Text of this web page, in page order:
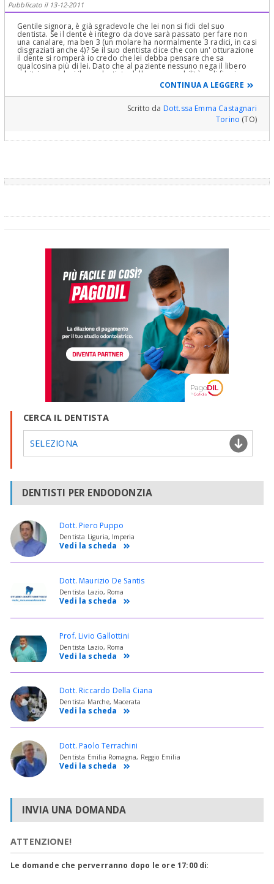
Pubblicato il 13-12-2011
Gentile signora, è già sgradevole che lei non si fidi del suo
dentista. Se il dente è integro da dove sarà passato per fare non
una canalare, ma ben 3 (un molare ha normalmente 3 radici, in casi
disgraziati anche 4)? Se il suo dentista dice che con un' otturazione
il dente si romperà io credo che lei debba pensare che sa
qualcosina più di lei. Dato che al paziente nessuno nega il libero
arbitrio, manlevi il suo dentista dalla responsabilità e gli firmi una
dichiarazione in cui afferma di pretendere un' otturazione
nonostante il consiglio contrario. In questo caso avrà la sua
otturazione.
CONTINUA A LEGGERE
Scritto da Dott.ssa Emma Castagnari
Torino (TO)
CERCA IL DENTISTA
SELEZIONA
DENTISTI PER ENDODONZIA
Dott. Piero Puppo
Dentista Liguria, Imperia
Vedi la scheda
Dott. Maurizio De Santis
Dentista Lazio, Roma
Vedi la scheda
Prof. Livio Gallottini
Dentista Lazio, Roma
Vedi la scheda
Dott. Riccardo Della Ciana
Dentista Marche, Macerata
Vedi la scheda
Dott. Paolo Terrachini
Dentista Emilia Romagna, Reggio Emilia
Vedi la scheda
INVIA UNA DOMANDA
ATTENZIONE!
Le domande che perverranno dopo le ore 17:00 di: